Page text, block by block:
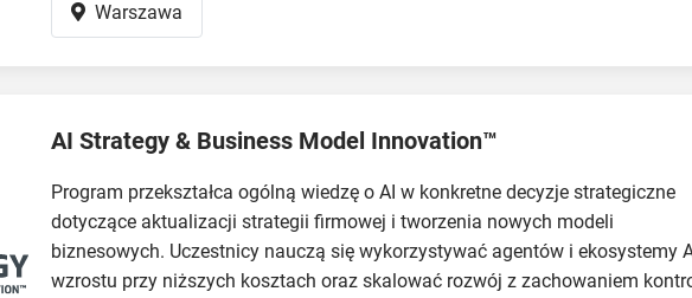
Warszawa
AI Strategy & Business Model Innovation™
Program przekształca ogólną wiedzę o AI w konkretne decyzje strategiczne
dotyczące aktualizacji strategii firmowej i tworzenia nowych modeli
biznesowych. Uczestnicy nauczą się wykorzystywać agentów i ekosystemy
wzrostu przy niższych kosztach oraz skalować rozwój z zachowaniem